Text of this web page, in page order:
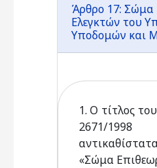
Άρθρο 17: Σώμα
Ελεγκτών του
Υποδομών και
1. Ο τίτλος
2671/
«Σώμα